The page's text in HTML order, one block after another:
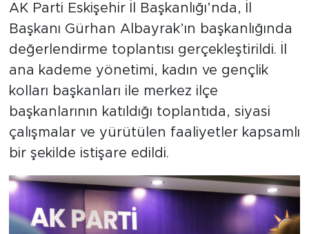
AK Parti Eskişehir İl Başkanlığı’nda, İl
Başkanı Gürhan Albayrak’ın başkanlığında
değerlendirme toplantısı gerçekleştirildi. İl
ana kademe yönetimi, kadın ve gençlik
kolları başkanları ile merkez ilçe
başkanlarının katıldığı toplantıda, siyasi
çalışmalar ve yürütülen faaliyetler kapsamlı
bir şekilde istişare edildi.